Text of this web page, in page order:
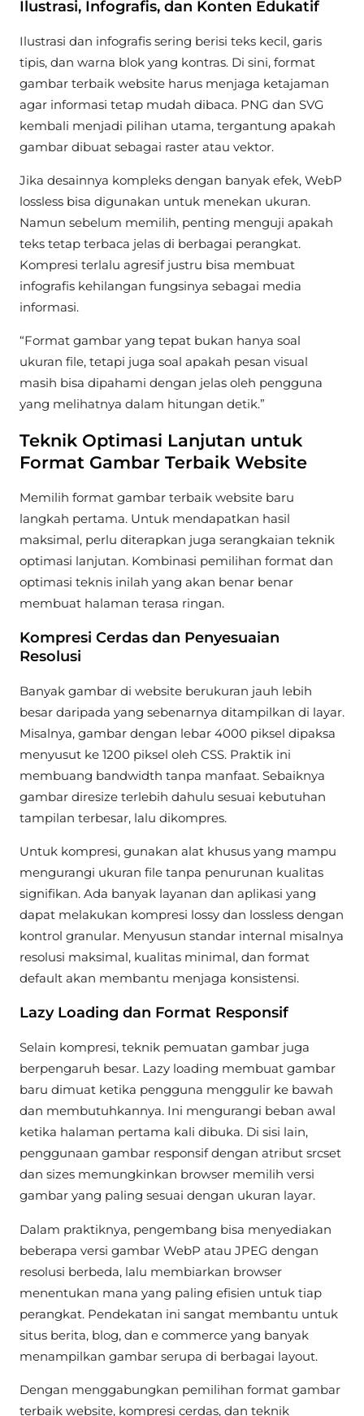
Ilustrasi, Infografis, dan Konten Edukatif
Ilustrasi dan infografis sering berisi teks kecil, garis
tipis, dan warna blok yang kontras. Di sini, format
gambar terbaik website harus menjaga ketajaman
agar informasi tetap mudah dibaca. PNG dan SVG
kembali menjadi pilihan utama, tergantung apakah
gambar dibuat sebagai raster atau vektor.
Jika desainnya kompleks dengan banyak efek, WebP
lossless bisa digunakan untuk menekan ukuran.
Namun sebelum memilih, penting menguji apakah
teks tetap terbaca jelas di berbagai perangkat.
Kompresi terlalu agresif justru bisa membuat
infografis kehilangan fungsinya sebagai media
informasi.
“Format gambar yang tepat bukan hanya soal
ukuran file, tetapi juga soal apakah pesan visual
masih bisa dipahami dengan jelas oleh pengguna
yang melihatnya dalam hitungan detik.”
Teknik Optimasi Lanjutan untuk
Format Gambar Terbaik Website
Memilih format gambar terbaik website baru
langkah pertama. Untuk mendapatkan hasil
maksimal, perlu diterapkan juga serangkaian teknik
optimasi lanjutan. Kombinasi pemilihan format dan
optimasi teknis inilah yang akan benar benar
membuat halaman terasa ringan.
Kompresi Cerdas dan Penyesuaian
Resolusi
Banyak gambar di website berukuran jauh lebih
besar daripada yang sebenarnya ditampilkan di layar.
Misalnya, gambar dengan lebar 4000 piksel dipaksa
menyusut ke 1200 piksel oleh CSS. Praktik ini
membuang bandwidth tanpa manfaat. Sebaiknya
gambar diresize terlebih dahulu sesuai kebutuhan
tampilan terbesar, lalu dikompres.
Untuk kompresi, gunakan alat khusus yang mampu
mengurangi ukuran file tanpa penurunan kualitas
signifikan. Ada banyak layanan dan aplikasi yang
dapat melakukan kompresi lossy dan lossless dengan
kontrol granular. Menyusun standar internal misalnya
resolusi maksimal, kualitas minimal, dan format
default akan membantu menjaga konsistensi.
Lazy Loading dan Format Responsif
Selain kompresi, teknik pemuatan gambar juga
berpengaruh besar. Lazy loading membuat gambar
baru dimuat ketika pengguna menggulir ke bawah
dan membutuhkannya. Ini mengurangi beban awal
ketika halaman pertama kali dibuka. Di sisi lain,
penggunaan gambar responsif dengan atribut srcset
dan sizes memungkinkan browser memilih versi
gambar yang paling sesuai dengan ukuran layar.
Dalam praktiknya, pengembang bisa menyediakan
beberapa versi gambar WebP atau JPEG dengan
resolusi berbeda, lalu membiarkan browser
menentukan mana yang paling efisien untuk tiap
perangkat. Pendekatan ini sangat membantu untuk
situs berita, blog, dan e commerce yang banyak
menampilkan gambar serupa di berbagai layout.
Dengan menggabungkan pemilihan format gambar
terbaik website, kompresi cerdas, dan teknik